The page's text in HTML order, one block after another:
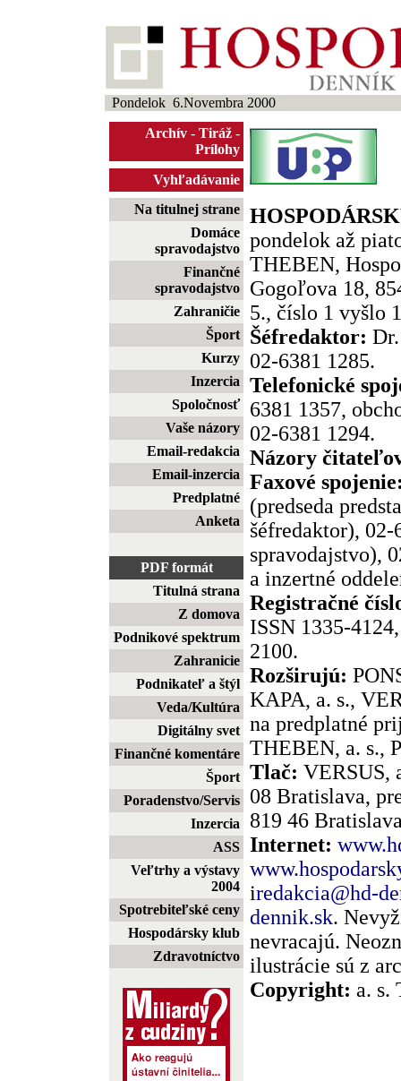
Pondelok 6.Novembra 2000
Archív - Tiráž -
Prílohy
Vyhľadávanie
Na titulnej strane
Domáce
spravodajstvo
Finančné
spravodajstvo
Zahraničie
Šport
Kurzy
Inzercia
Spoločnosť
Vaše názory
Email-redakcia
Email-inzercia
Predplatné
Anketa
PDF formát
Titulná strana
Z domova
Podnikové spektrum
Zahranicie
Podnikateľ a štýl
Veda/Kultúra
Digitálny svet
Finančné komentáre
Šport
Poradenstvo/Servis
Inzercia
ASS
Veľtrhy a výstavy
2004
Spotrebiteľské ceny
Hospodársky klub
Zdravotníctvo
pondelok až
THEBEN,
Gogoľova 18,
5., číslo 1 vyšlo
Šéfredaktor:
02-6381 1285.
Telefonické
6381 1357,
02-6381 1294.
Názory
Faxové
(predseda
šéfredaktor),
spravodajstvo),
a inzertné
Registračné
ISSN 1335-
2100.
Rozširujú:
KAPA, a. s.,
na predplatné
THEBEN, a. s.,
Tlač: VERSUS,
08 Bratislava,
819 46
Internet:
iredakcia@hd-
dennik.sk.
nevracajú.
ilustrácie sú z
Copyright: a. s.